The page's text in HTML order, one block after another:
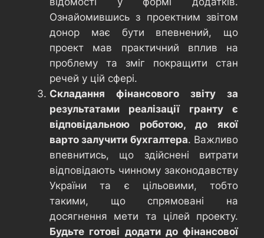
Ознайомившись з проектним звітом
донор має бути впевнений, що
проект мав практичний вплив на
проблему та зміг покращити стан
речей у цій сфері.
Складання фінансового звіту за
результатами реалізації гранту є
відповідальною роботою, до якої
варто залучити бухгалтера. Важливо
впевнитись, що здійснені витрати
відповідають чинному законодавству
України та є цільовими, тобто
такими, що спрямовані на
досягнення мети та цілей проекту.
Будьте готові додати до фінансової